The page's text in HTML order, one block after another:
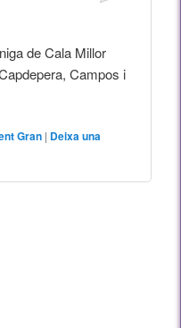
de Cala Millor
Campos i
Gran | Deixa una